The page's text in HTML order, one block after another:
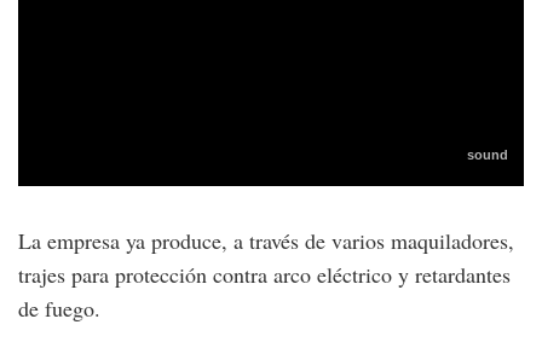
La empresa ya produce, a través de varios maquiladores,
trajes para protección contra arco eléctrico y retardantes
de fuego.